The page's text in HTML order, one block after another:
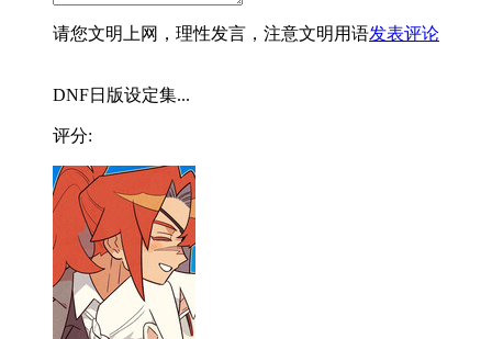
请您文明上网，理性发言，注意文明用语发表评论
DNF日版设定集...
评分: